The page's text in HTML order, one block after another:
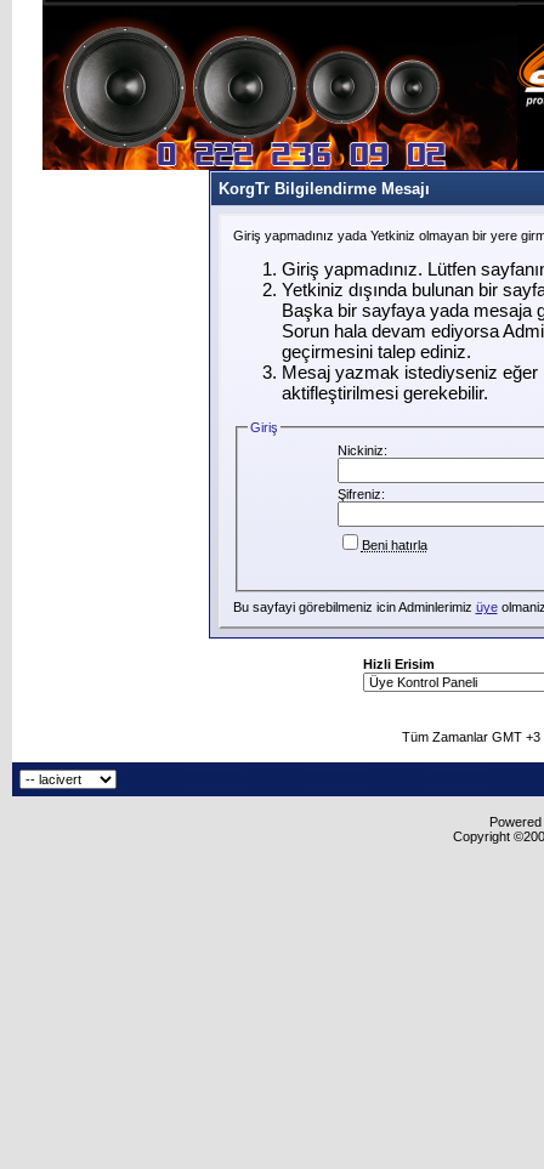
KorgTr Bilgilendirme Mesajı
Giriş yapmadınız yada Yetkiniz olmayan bir yere
Giriş yapmadınız. Lütfen
Yetkiniz dışında bulunan bir
Başka bir sayfaya yada mesaja
Sorun hala devam ediyorsa
geçirmesini talep ediniz.
Mesaj yazmak istediyseniz eğer
aktifleştirilmesi gerekebilir.
Giriş
Nickiniz:
Şifreniz:
Beni hatırla
Bu sayfayi görebilmeniz icin Adminlerimiz üye
Hizli Erisim
Tüm Zamanlar GMT
Copyright